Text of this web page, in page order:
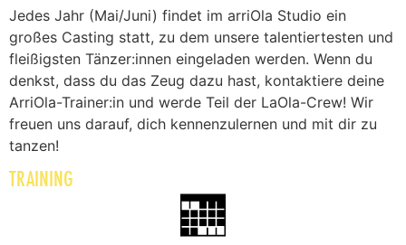
Jedes Jahr (Mai/Juni) findet im arriOla Studio ein
großes Casting statt, zu dem unsere talentiertesten und
fleißigsten Tänzer:innen eingeladen werden. Wenn du
denkst, dass du das Zeug dazu hast, kontaktiere deine
ArriOla-Trainer:in und werde Teil der LaOla-Crew! Wir
freuen uns darauf, dich kennenzulernen und mit dir zu
tanzen!
TRAINING